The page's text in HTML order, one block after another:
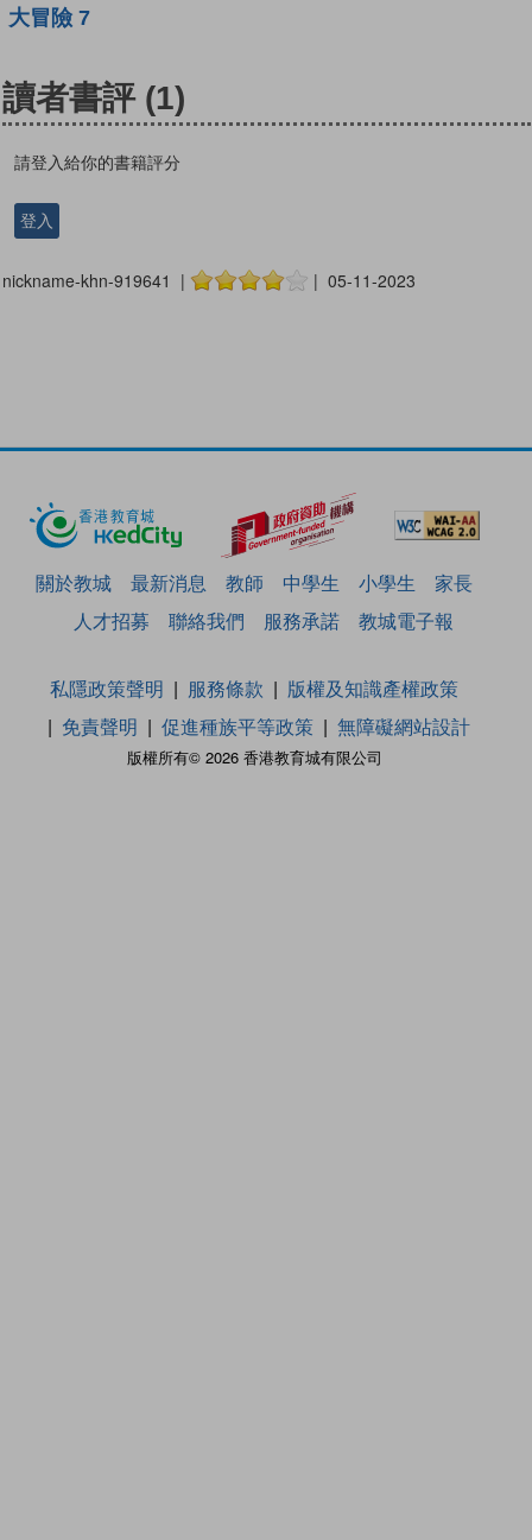
大冒險 7
讀者書評 (1)
請登入給你的書籍評分
登入
nickname-khn-919641 | | 05-11-2023
關於教城 最新消息 教師 中學生 小學生
家長
人才招募
聯絡我們 服務承諾 教城電子報
版權所有© 2026 香港教育城有限公司
私隱政策聲明 服務條款
版權及知識產權政策
免責聲明
促進種族平等政策 無障礙網站設計